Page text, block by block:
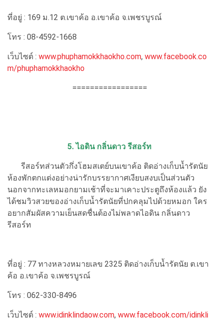
ที่อยู่ : 169 ม.12 ต.เขาค้อ อ.เขาค้อ จ.เพชรบูรณ์
โทร : 08-4592-1668
เว็บไซต์ : www.phuphamokkhaokho.com, www.facebook.co
m/phuphamokkhaokho
=================
5. ไอดิน กลิ่นดาว รีสอร์ท
รีสอร์ทส่วนตัวกึ่งโฮมสเตย์บนเขาค้อ ติดอ่างเก็บน้ำรัตนัย
ห้องพักตกแต่งอย่างน่ารักบรรยากาศเงียบสงบเป็นส่วนตัว
นอกจากทะเลหมอกยามเช้าที่จะมาเคาะประตูถึงห้องแล้ว ยัง
ได้ชมวิวสวยของอ่างเก็บน้ำรัตนัยที่ปกคลุมไปด้วยหมอก ใคร
อยากสัมผัสความเย็นสดชื่นต้องไม่พลาดไอดิน กลิ่นดาว
รีสอร์ท
ที่อยู่ : 77 ทางหลวงหมายเลข 2325 ติดอ่างเก็บน้ำรัตนัย ต.เขา
ค้อ อ.เขาค้อ จ.เพชรบูรณ์
โทร : 062-330-8496
เว็บไซต์ : www.idinklindaow.com, www.facebook.com/idinkli